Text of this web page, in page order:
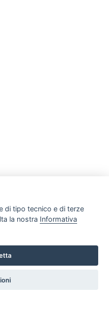
Email:
di tipo tecnico e di terze
la nostra Informativa